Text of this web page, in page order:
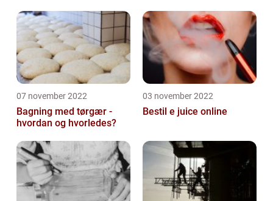
07 november 2022
Bagning med tørgær -
hvordan og hvorledes?
03 november 2022
Bestil e juice online